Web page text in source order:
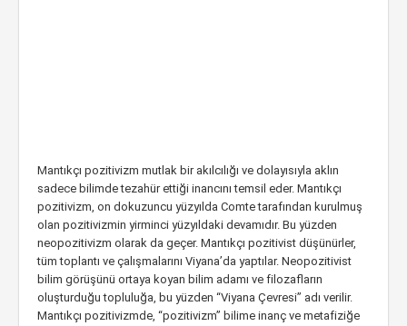
Mantıkçı pozitivizm mutlak bir akılcılığı ve dolayısıyla aklın
sadece bilimde tezahür ettiği inancını temsil eder. Mantıkçı
pozitivizm, on dokuzuncu yüzyılda Comte tarafından kurulmuş
olan pozitivizmin yirminci yüzyıldaki devamıdır. Bu yüzden
neopozitivizm olarak da geçer. Mantıkçı pozitivist düşünürler,
tüm toplantı ve çalışmalarını Viyana’da yaptılar. Neopozitivist
bilim görüşünü ortaya koyan bilim adamı ve filozafların
oluşturduğu topluluğa, bu yüzden “Viyana Çevresi” adı verilir.
Mantıkçı pozitivizmde, “pozitivizm” bilime inanç ve metafiziğe